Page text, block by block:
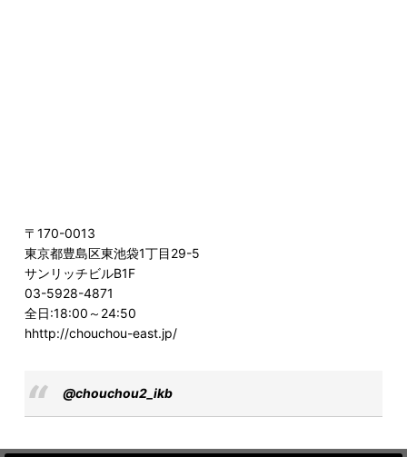
〒170-0013
東京都豊島区東池袋1丁目29-5
サンリッチビルB1F
03-5928-4871
全日:18:00～24:50
hhttp://chouchou-east.jp/
@chouchou2_ikb